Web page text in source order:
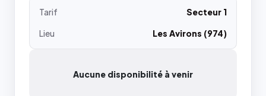
Tarif
Secteur 1
Lieu
Les Avirons (974)
Aucune disponibilité à venir